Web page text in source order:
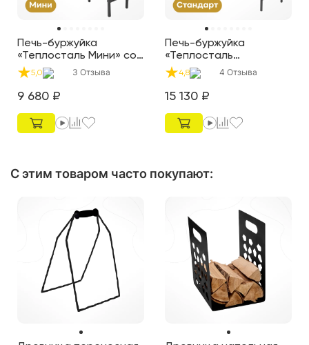
Печь-буржуйка
«Теплосталь Мини» со
стеклянной дверцей
5,0 3 Отзыва
9 680 ₽
Печь-буржуйка
«Теплосталь
Стандарт» со
стеклянной дверцей
4,8 4 Отзыва
15 130 ₽
С этим товаром часто покупают: